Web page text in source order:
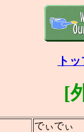
ト
[
でぃでぃ